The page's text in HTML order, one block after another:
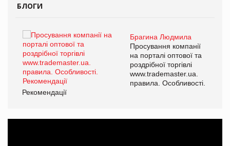
БЛОГИ
Брагина Людмила
Просування компанії
на порталі оптової та
роздрібної торгівлі
www.trademaster.ua.
правила. Особливості.
Рекомендації